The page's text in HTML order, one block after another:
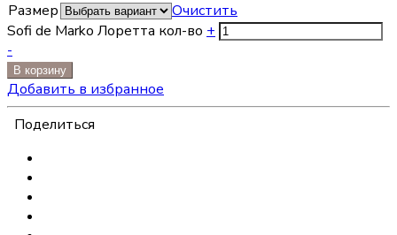
Размер
Очистить
Sofi de Marko Лоретта кол-во +
-
В корзину
Добавить в избранное
Поделиться